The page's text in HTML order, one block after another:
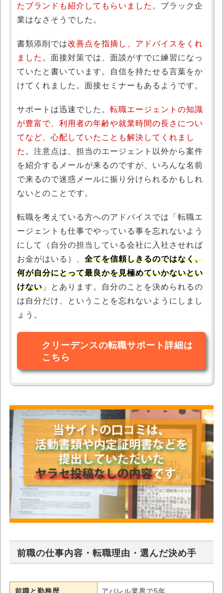
たブランドも紹介してもらいました 。ブラック企
業はなさそうでした。
書類添削では改善点を指摘し、アドバイスをくれ
ました 。面接対策では、面談がすでに練習になっ
ていたと書いています。自信を持たせる言葉をか
けてくれました。面接セミナーもあるようです。
サポートは迅速でした。 転職エージェントの知識
が豊富で、利用者の年齢や就業時間の長さについ
てなど、心配していたことも解決してくれまし
た 。注意点は、担当のエージェント以外から案件
を紹介するメールが来るのですが、いろんな名前
で来るので迷惑メールに振り分けられるかもしれ
ないとのことです。
転職を考えている方へのアドバイスでは「転職エ
ージェントも仕事でやっている事を忘れないよう
にして（自分の担当している会社に入社させれば
お金がはいる）、 全てを信頼しきるのではなく、
何が自分にとって最良かを見極めていかないとい
けない 」とあります。自分のことを決められるの
は自分だけ、ということを忘れないようにしまし
ょう。
クリーデンスの転職サポート詳細は
こちら
前職の仕事内容・転職理由・選んだ決め手
前職と勤務歴 アパレル業界で5年